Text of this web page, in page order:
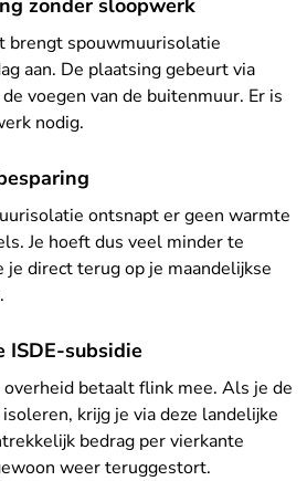
zonder sloopwerk
brengt spouwmuurisolatie
aan. De plaatsing gebeurt via
voegen van de buitenmuur. Er is
nodig.
ontsnapt er geen warmte
Je hoeft dus veel minder te
je direct terug op je maandelijkse
ISDE-subsidie
betaalt flink mee. Als je de
krijg je via deze landelijke
bedrag per vierkante
weer teruggestort.